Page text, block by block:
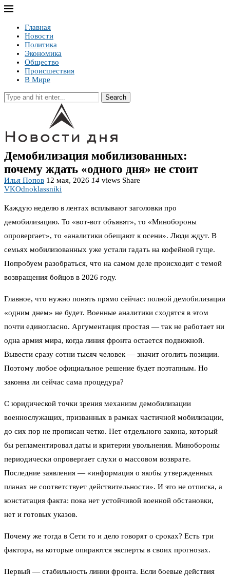
Главная
Новости
Политика
Экономика
Общество
Происшествия
В Мире
Search
Демобилизация мобилизованных:
почему ждать «одного дня» не стоит
Илья Попов 12 мая, 2026 14 views Share
VKOdnoklassniki
Каждую неделю в лентах всплывают заголовки про
демобилизацию. То «вот-вот объявят», то «Минобороны
опровергает», то «аналитики обещают к осени». Люди ждут. В
семьях мобилизованных уже устали гадать на кофейной гуще.
Попробуем разобраться, что на самом деле происходит с темой
возвращения бойцов в 2026 году.
Главное, что нужно понять прямо сейчас: полной демобилизации
«одним днем» не будет. Военные аналитики сходятся в этом
почти единогласно. Аргументация простая — так не работает ни
одна армия мира, когда линия фронта остается подвижной.
Вывести сразу сотни тысяч человек — значит оголить позиции.
Поэтому любое официальное решение будет поэтапным. Но
законна ли сейчас сама процедура?
С юридической точки зрения механизм демобилизации
военнослужащих, призванных в рамках частичной мобилизации,
до сих пор не прописан четко. Нет отдельного закона, который
бы регламентировал даты и критерии увольнения. Минобороны
периодически опровергает слухи о массовом возврате.
Последние заявления — «информация о якобы утвержденных
планах не соответствует действительности». И это не отписка, а
констатация факта: пока нет устойчивой военной обстановки,
нет и готовых указов.
Почему же тогда в Сети то и дело говорят о сроках? Есть три
фактора, на которые опираются эксперты в своих прогнозах.
Первый — стабильность линии фронта. Если боевые действия